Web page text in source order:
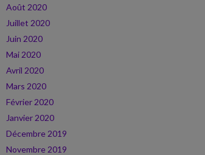
Août 2020
Juillet 2020
Juin 2020
Mai 2020
Avril 2020
Mars 2020
Février 2020
Janvier 2020
Décembre 2019
Novembre 2019